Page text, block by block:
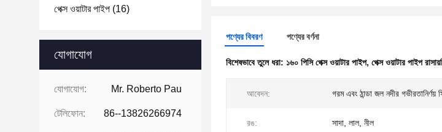
পেক্স ওয়াটার পাইপ (16)
যোগাযোগ
যোগাযোগ: Mr. Roberto Pau
টেলিফোন: 86--13826266974
পণ্যের বিবরণ পণ্যের বর্ণনা
বিশেষভাবে তুলে ধরা: ১৬০ পিসি পেক্স ওয়াটার পাইপ, পেক্স ওয়াটার পাইপ
আবেদন: গরম এবং ঠান্ডা জল নদীর গভীরতানির্ণয়
রঙ: সাদা, লাল, নীল